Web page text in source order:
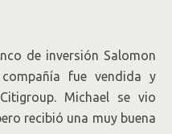
de inversión Salomon
fue vendida y
Michael se vio
recibió una muy buena